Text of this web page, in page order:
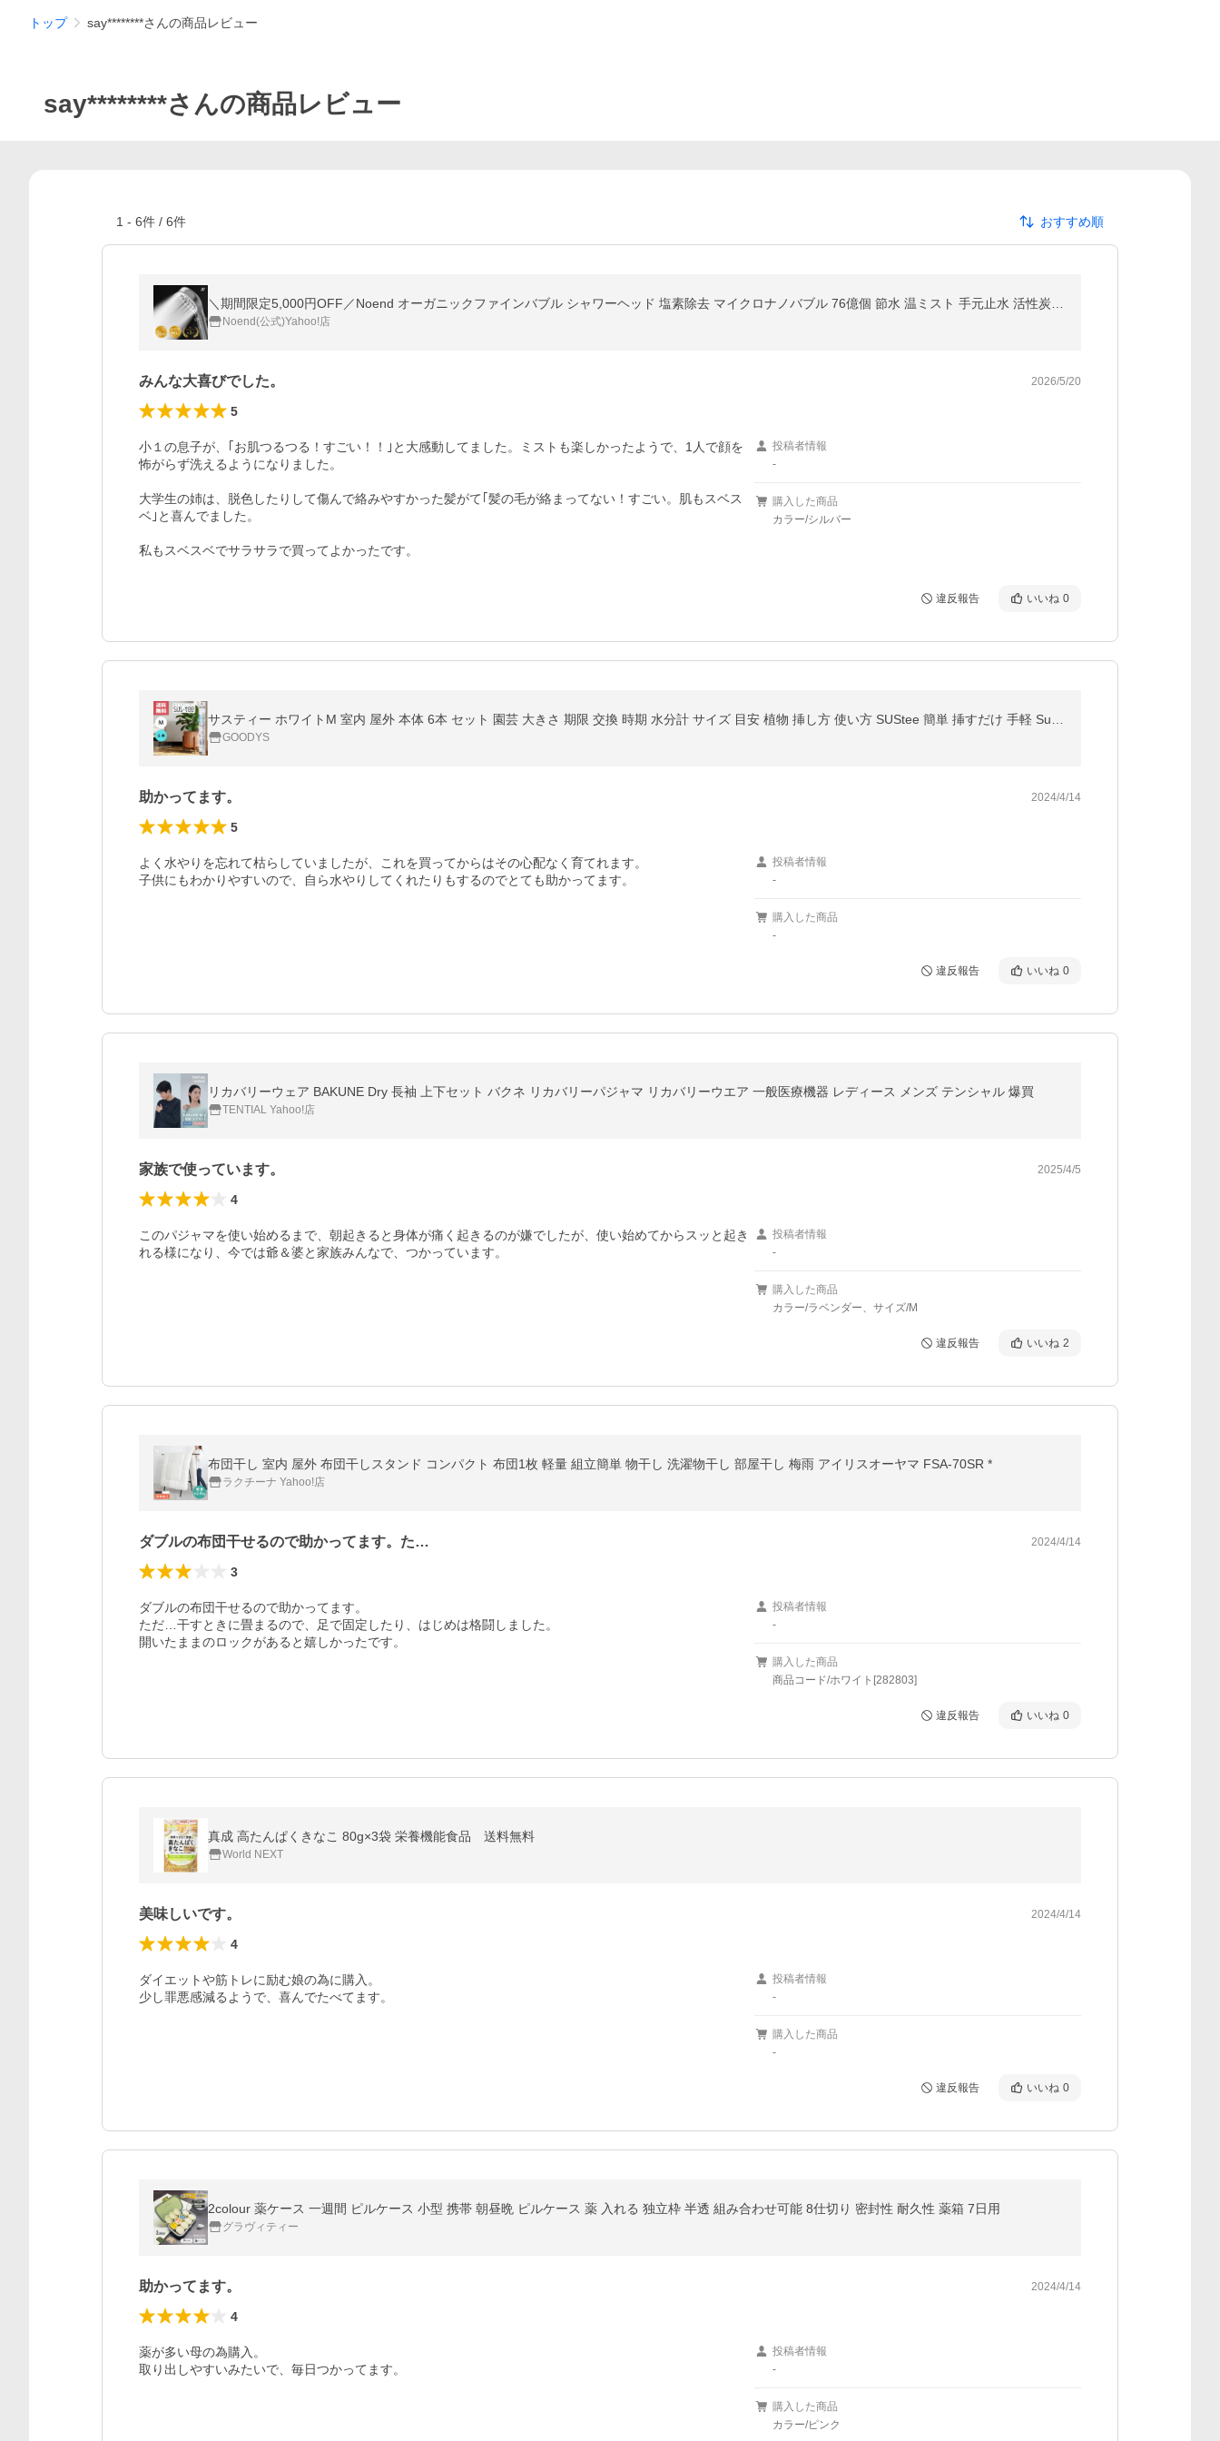
トップ say********さんの商品レビュー
say********さんの商品レビュー
1 - 6件 / 6件 おすすめ順
Noend(公式)Yahoo!店
みんな大喜びでした。 2026/5/20
5
小１の息子が、｢お肌つるつる！すごい！！｣と大感動してました。ミストも楽しかったようで、1人で顔を
怖がらず洗えるようになりました。
大学生の姉は、脱色したりして傷んで絡みやすかった髪がて｢髪の毛が絡まってない！すごい。肌もスベス
ベ｣と喜んでました。
私もスベスベでサラサラで買ってよかったです。
投稿者情報
-
購入した商品
カラー/シルバー
違反報告 いいね 0
GOODYS
助かってます。 2024/4/14
5
よく水やりを忘れて枯らしていましたが、これを買ってからはその心配なく育てれます。
子供にもわかりやすいので、自ら水やりしてくれたりもするのでとても助かってます。
投稿者情報
-
購入した商品
-
違反報告 いいね 0
リカバリーウェア BAKUNE Dry 長袖 上下セット バクネ リカバリーパジャマ リカバリーウエア 一般医療機器 レディース メンズ テンシャル 爆買
TENTIAL Yahoo!店
家族で使っています。 2025/4/5
4
このパジャマを使い始めるまで、朝起きると身体が痛く起きるのが嫌でしたが、使い始めてからスッと起き
れる様になり、今では爺＆婆と家族みんなで、つかっています。
投稿者情報
-
購入した商品
カラー/ラベンダー、サイズ/M
違反報告 いいね 2
布団干し 室内 屋外 布団干しスタンド コンパクト 布団1枚 軽量 組立簡単 物干し 洗濯物干し 部屋干し 梅雨 アイリスオーヤマ FSA-70SR *
ラクチーナ Yahoo!店
ダブルの布団干せるので助かってます。た… 2024/4/14
3
ダブルの布団干せるので助かってます。
ただ…干すときに畳まるので、足で固定したり、はじめは格闘しました。
開いたままのロックがあると嬉しかったです。
投稿者情報
-
購入した商品
商品コード/ホワイト[282803]
違反報告 いいね 0
真成 高たんぱくきなこ 80g×3袋 栄養機能食品 送料無料
World NEXT
美味しいです。 2024/4/14
4
ダイエットや筋トレに励む娘の為に購入。
少し罪悪感減るようで、喜んでたべてます。
投稿者情報
-
購入した商品
-
違反報告 いいね 0
2colour 薬ケース 一週間 ピルケース 小型 携帯 朝昼晩 ピルケース 薬 入れる 独立枠 半透 組み合わせ可能 8仕切り 密封性 耐久性 薬箱 7日用
グラヴィティー
助かってます。 2024/4/14
4
薬が多い母の為購入。
取り出しやすいみたいで、毎日つかってます。
投稿者情報
-
購入した商品
カラー/ピンク